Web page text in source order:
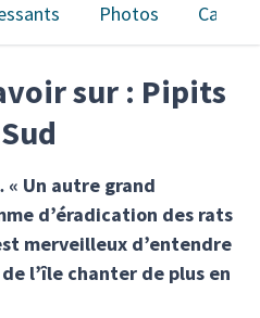
Photos Carte
sur : Pipits
Un autre grand
d’éradication des rats
merveilleux d’entendre
l’île chanter de plus en